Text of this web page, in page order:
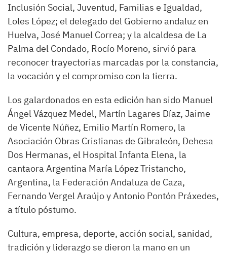
Inclusión Social, Juventud, Familias e Igualdad,
Loles López; el delegado del Gobierno andaluz en
Huelva, José Manuel Correa; y la alcaldesa de La
Palma del Condado, Rocío Moreno, sirvió para
reconocer trayectorias marcadas por la constancia,
la vocación y el compromiso con la tierra.
Los galardonados en esta edición han sido Manuel
Ángel Vázquez Medel, Martín Lagares Díaz, Jaime
de Vicente Núñez, Emilio Martín Romero, la
Asociación Obras Cristianas de Gibraleón, Dehesa
Dos Hermanas, el Hospital Infanta Elena, la
cantaora Argentina María López Tristancho,
Argentina, la Federación Andaluza de Caza,
Fernando Vergel Araújo y Antonio Pontón Práxedes,
a título póstumo.
Cultura, empresa, deporte, acción social, sanidad,
tradición y liderazgo se dieron la mano en un